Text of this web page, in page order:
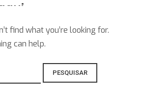
find what you’re looking for.
can help.